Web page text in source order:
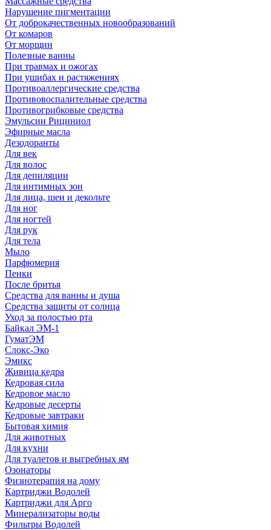
Нарушение пигментации
От доброкачественных новообразований
От комаров
От морщин
Полезные ванны
При травмах и ожогах
При ушибах и растяжениях
Противоаллергические средства
Противовоспалительные средства
Противогрибковые средства
Эмульсии Рициниол
Эфирные масла
Дезодоранты
Для век
Для волос
Для депиляции
Для интимных зон
Для лица, шеи и декольте
Для ног
Для ногтей
Для рук
Для тела
Мыло
Парфюмерия
Пенки
После бритья
Средства для ванны и душа
Средства защиты от солнца
Уход за полостью рта
Байкал ЭМ-1
ГуматЭМ
Слокс-Эко
Эмикс
Живица кедра
Кедровая сила
Кедровое масло
Кедровые десерты
Кедровые завтраки
Бытовая химия
Для животных
Для кухни
Для туалетов и выгребных ям
Озонаторы
Физиотерапия на дому
Картриджи Водолей
Картриджи для Арго
Минерализаторы воды
Фильтры Водолей